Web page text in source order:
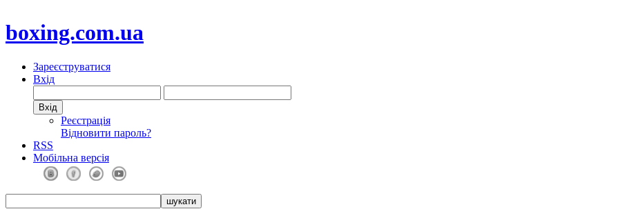
boxing.com.ua
Зареєструватися
Вхід
Реєстрація
Відновити пароль?
RSS
Мобільна версія